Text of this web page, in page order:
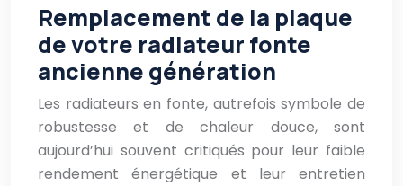
Remplacement de la plaque
de votre radiateur fonte
ancienne génération
Les radiateurs en fonte, autrefois symbole de
robustesse et de chaleur douce, sont
aujourd’hui souvent critiqués pour leur faible
rendement énergétique et leur entretien